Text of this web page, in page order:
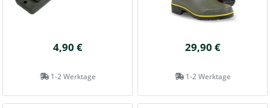
4,90 €
1-2 Werktage
29,90 €
1-2 Werktage